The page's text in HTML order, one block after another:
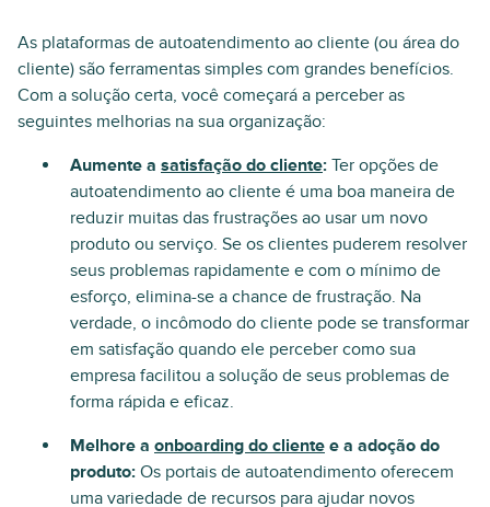
As plataformas de autoatendimento ao cliente (ou área do
cliente) são ferramentas simples com grandes benefícios.
Com a solução certa, você começará a perceber as
seguintes melhorias na sua organização:
Aumente a satisfação do cliente: Ter opções de
autoatendimento ao cliente é uma boa maneira de
reduzir muitas das frustrações ao usar um novo
produto ou serviço. Se os clientes puderem resolver
seus problemas rapidamente e com o mínimo de
esforço, elimina-se a chance de frustração. Na
verdade, o incômodo do cliente pode se transformar
em satisfação quando ele perceber como sua
empresa facilitou a solução de seus problemas de
forma rápida e eficaz.
Melhore a onboarding do cliente e a adoção do
produto: Os portais de autoatendimento oferecem
uma variedade de recursos para ajudar novos